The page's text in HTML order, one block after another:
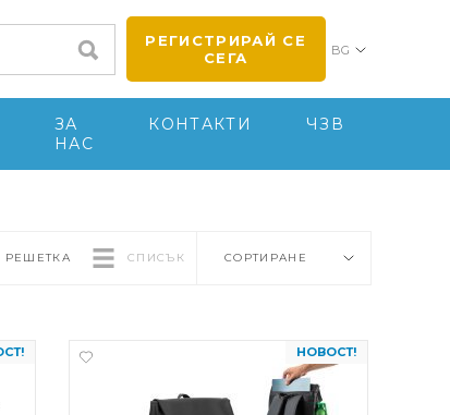
РЕГИСТРИРАЙ СЕ
СЕГА
BG
ЗА
НАС
КОНТАКТИ ЧЗВ
РЕШЕТКА СПИСЪК СОРТИРАНЕ
НОВОСТ!